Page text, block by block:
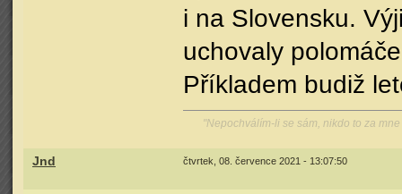
i na Slovensku.
uchovaly
Příkladem budiž
"Nepochválím-li se sám, nikdo to za
Jnd čtvrtek, 08. července 2021 - 13:07:50